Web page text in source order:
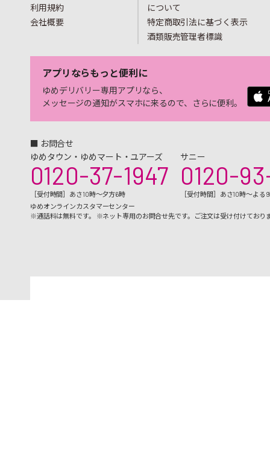
利用規約
会社概要
について
特定商取引法に基づく表示
酒類販売管理者標識
アプリならもっと便利に
ゆめデリバリー専用アプリなら、
メッセージの通知がスマホに来るので、さらに便利。
■ お問合せ
ゆめタウン・ゆめマート・ユアーズ
0120-37-1947
［受付時間］あさ10時～夕方6時
サニー
0120-
［受付時間］あさ10時～よる
ゆめオンラインカスタマーセンター
※通話料は無料です。 ※ネット専用のお問合せ先です。ご注文は受け付けており